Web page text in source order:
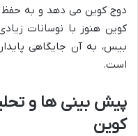
دوج کوین می دهد و به
کوین هنوز با نوسانات
بیس، به آن جایگاهی
است.
پیش بینی ها و
کوین